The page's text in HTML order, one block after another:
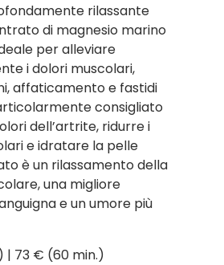
rilassante
di magnesio marino
per alleviare
i dolori muscolari,
affaticamento e fastidi
consigliato
dell’artrite, ridurre i
e idratare la pelle
è un rilassamento della
una migliore
e un umore più
| 73 € (60 min.)